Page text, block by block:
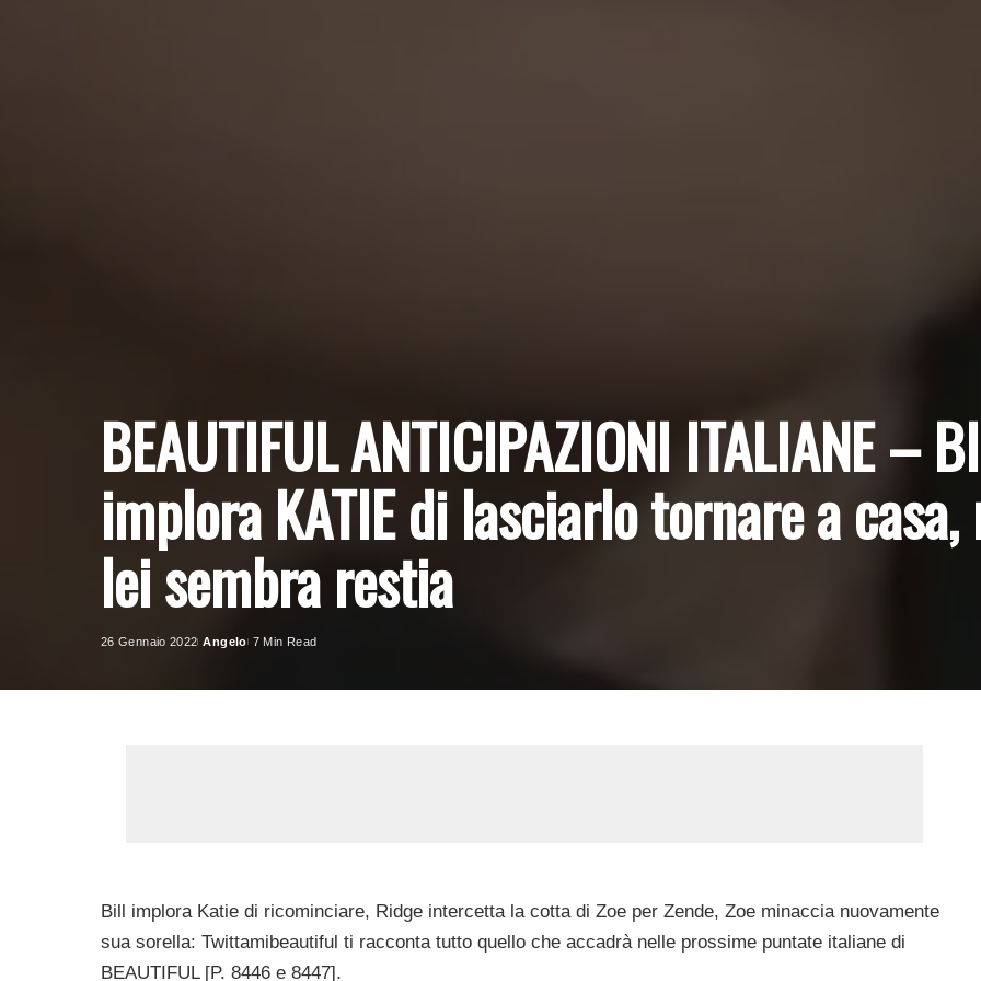
BEAUTIFUL ANTICIPAZIONI ITALIANE –
implora KATIE di lasciarlo tornare a casa,
lei sembra restia
26 Gennaio 2022
Posted
Angelo 7 Min Read
Bill implora Katie di ricominciare, Ridge intercetta la cotta di Zoe per Zende, Zoe minaccia nuovamente
sua sorella: Twittamibeautiful ti racconta tutto quello che accadrà nelle prossime puntate italiane di
BEAUTIFUL [P. 8446 e 8447].